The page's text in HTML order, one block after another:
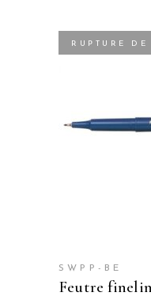
RUPTURE DE
SWPP-BE
feutre